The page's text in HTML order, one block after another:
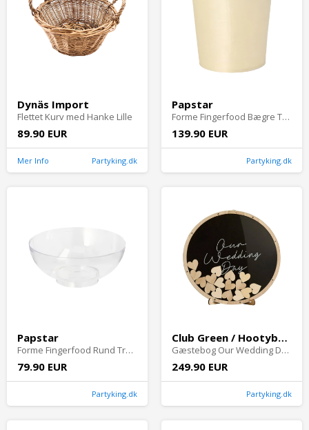
Dynäs Import
Flettet Kurv med Hanke Lille
89.90 EUR
Mer Info Partyking.dk
Papstar
Forme Fingerfood Bægre Træ - 50-pack Ø 4,5 cm x 4,5 cm
139.90 EUR
Partyking.dk
Papstar
Forme Fingerfood Rund Transparent - 50-pak
79.90 EUR
Partyking.dk
Club Green / Hootyballoon
Gæstebog Our Wedding Day i Træ
249.90 EUR
Partyking.dk